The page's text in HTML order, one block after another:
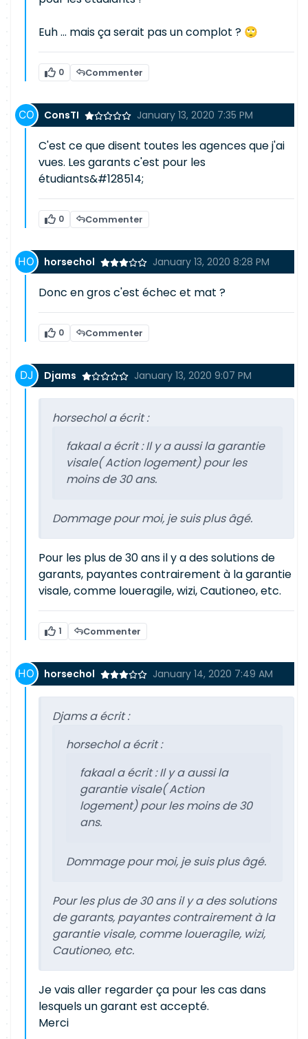
Euh ... mais ça serait pas un complot ? 🙄
0 Commenter
ConsTI January 13, 2020 7:35 PM
C'est ce que disent toutes les agences que j'ai
vues. Les garants c'est pour les
étudiants&#128514;
0 Commenter
horsechol January 13, 2020 8:28 PM
Donc en gros c'est échec et mat ?
0 Commenter
Djams January 13, 2020 9:07 PM
horsechol a écrit :
fakaal a écrit :Il y a aussi la garantie
visale( Action logement) pour les
moins de 30 ans.
Dommage pour moi, je suis plus âgé.
Pour les plus de 30 ans il y a des solutions de
garants, payantes contrairement à la garantie
visale, comme loueragile, wizi, Cautioneo, etc.
1 Commenter
horsechol January 14, 2020 7:49 AM
Djams a écrit :
horsechol a écrit :
fakaal a écrit :Il y a aussi la
garantie visale( Action
logement) pour les moins de 30
ans.
Dommage pour moi, je suis plus âgé.
Pour les plus de 30 ans il y a des solutions
de garants, payantes contrairement à la
garantie visale, comme loueragile, wizi,
Cautioneo, etc.
Je vais aller regarder ça pour les cas dans
lesquels un garant est accepté.
Merci